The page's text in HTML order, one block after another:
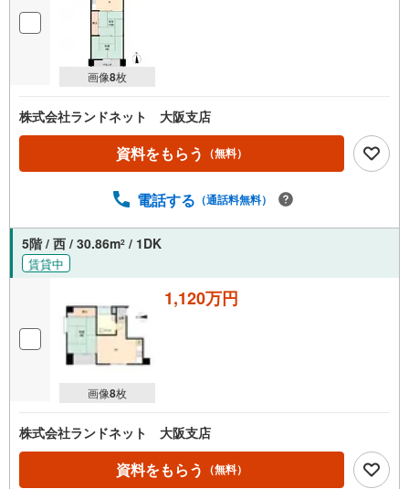
画像8枚
株式会社ランドネット 大阪支店
資料をもらう （無料）
電話する （通話料無料）
5階 / 西 / 30.86m2 / 1DK
賃貸中
画像8枚
1,120万円
株式会社ランドネット 大阪支店
資料をもらう （無料）